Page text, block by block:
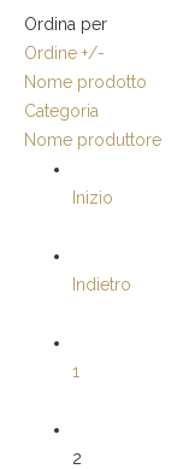
Ordina per
Ordine +/-
Nome prodotto
Categoria
Nome produttore
Inizio
Indietro
1
2